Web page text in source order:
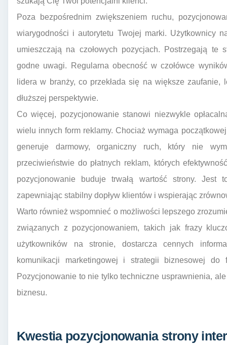
Poza bezpośrednim zwiększeniem ruchu,
wiarygodności i autorytetu Twojej marki. Użytkownicy
umieszczają na czołowych pozycjach. Postrzegają
godne uwagi. Regularna obecność w czołówce
lidera w branży, co przekłada się na większe
dłuższej perspektywie.
Co więcej, pozycjonowanie stanowi niezwykle
wielu innych form reklamy. Chociaż wymaga
generuje darmowy, organiczny ruch, który nie
przeciwieństwie do płatnych reklam, których
pozycjonowanie buduje trwałą wartość strony. Jest
zapewniając stabilny dopływ klientów i wspierając
Warto również wspomnieć o możliwości lepszego
związanych z pozycjonowaniem, takich jak frazy
użytkowników na stronie, dostarcza cennych
komunikacji marketingowej i strategii biznesowej do
Pozycjonowanie to nie tylko techniczne usprawnienia,
biznesu.
Kwestia pozycjonowania strony